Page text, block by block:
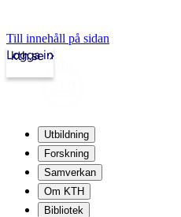
Till innehåll på sidan
kth.se
Logga in
Utbildning
Forskning
Samverkan
Om KTH
Bibliotek